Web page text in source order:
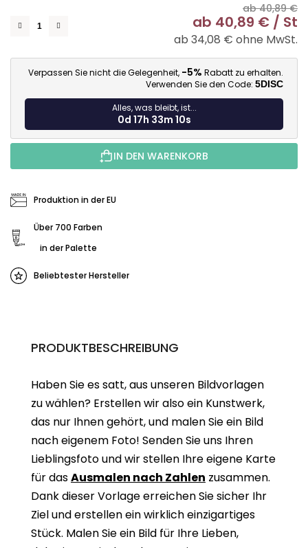
ab 40,89 €
ab 40,89 € / St
ab 34,08 € ohne MwSt.
Verpassen Sie nicht die Gelegenheit, -5% Rabatt zu erhalten.
Verwenden Sie den Code: 5DISC
Alles, was bleibt, ist...
0d 17h 33m 8s
IN DEN WARENKORB
Produktion in der EU
Über 700 Farben
in der Palette
Beliebtester Hersteller
PRODUKTBESCHREIBUNG
Haben Sie es satt, aus unseren Bildvorlagen
zu wählen? Erstellen wir also ein Kunstwerk,
das nur Ihnen gehört, und malen Sie ein Bild
nach eigenem Foto! Senden Sie uns Ihren
Lieblingsfoto und wir stellen Ihre eigene Karte
für dasAusmalen nach Zahlen zusammen.
Dank dieser Vorlage erreichen Sie sicher Ihr
Ziel und erstellen ein wirklich einzigartiges
Stück. Malen Sie ein Bild für Ihre Lieben,